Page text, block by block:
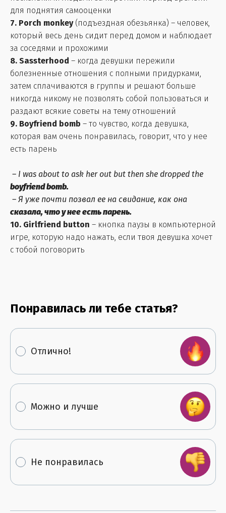
для поднятия самооценки
7. Porch monkey(подъездная обезьянка) – человек,
который весь день сидит перед домом и наблюдает
за соседями и прохожими
8. Sassterhood – когда девушки пережили
болезненные отношения с полными придурками,
затем сплачиваются в группы и решают больше
никогда никому не позволять собой пользоваться и
раздают всякие советы на тему отношений
9. Boyfriend bomb – то чувство, когда девушка,
которая вам очень понравилась, говорит, что у нее
есть парень
– I was about to ask her out but then she dropped the
boyfriend bomb.
– Я уже почти позвал ее на свидание, как она
сказала, что у нее есть парень.
10. Girlfriend button – кнопка паузы в компьютерной
игре, которую надо нажать, если твоя девушка хочет
с тобой поговорить
Понравилась ли тебе статья?
Отлично!
Можно и лучше
Не понравилась